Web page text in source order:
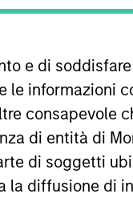
e di
le informazioni
consapevole
di entità di
di soggetti
la diffusione di